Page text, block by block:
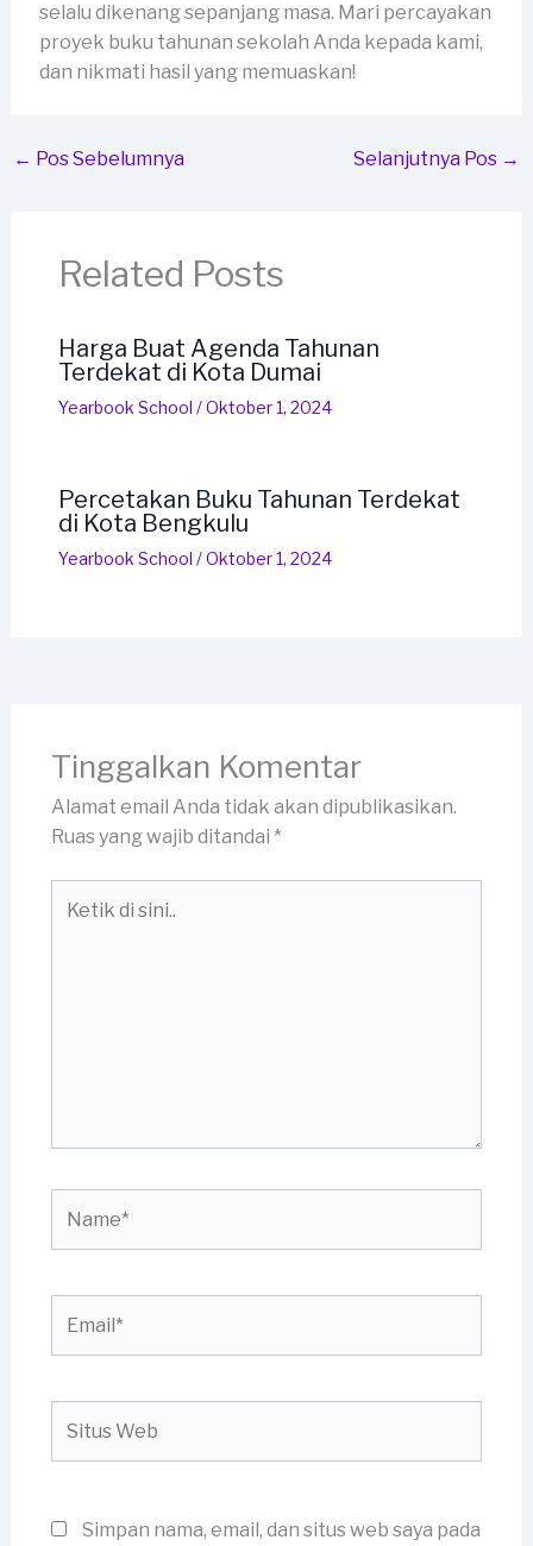
selalu dikenang sepanjang masa. Mari percayakan
proyek buku tahunan sekolah Anda kepada kami,
dan nikmati hasil yang memuaskan!
← Pos Sebelumnya Selanjutnya Pos →
Related Posts
Harga Buat Agenda Tahunan
Terdekat di Kota Dumai
Yearbook School /Oktober 1, 2024
Percetakan Buku Tahunan Terdekat
di Kota Bengkulu
Yearbook School /Oktober 1, 2024
Tinggalkan Komentar
Alamat email Anda tidak akan dipublikasikan.
Ruas yang wajib ditandai *
Web
Simpan nama, email, dan situs web saya pada